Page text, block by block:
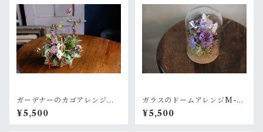
ガーデナーのカゴアレンジM~
ピンク赤色×グリーン【オーダ
ー後制作】
¥5,500
ガラスのドームアレンジM-ラ
ベンダー+ピリッとピンク
¥5,500